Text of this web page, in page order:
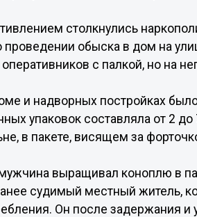
столкнулись
проведении обыска в дом на
с палкой, но на
и надворных постройках
упаковок составляла от 2
в пакете, висящем за
выращивал коноплю в
судимый местный житель,
Он после задержания и